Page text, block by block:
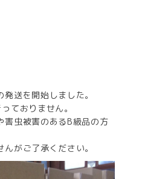
送を開始しました。
ておりません。
害虫被害のあるB級品の方
がご了承ください。